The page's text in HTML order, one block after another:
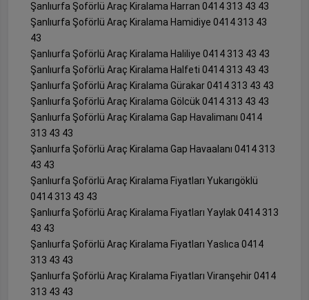
Şanlıurfa Şoförlü Araç Kiralama Harran 0414 313 43 43
Şanlıurfa Şoförlü Araç Kiralama Hamidiye 0414 313 43
43
Şanlıurfa Şoförlü Araç Kiralama Haliliye 0414 313 43 43
Şanlıurfa Şoförlü Araç Kiralama Halfeti 0414 313 43 43
Şanlıurfa Şoförlü Araç Kiralama Gürakar 0414 313 43 43
Şanlıurfa Şoförlü Araç Kiralama Gölcük 0414 313 43 43
Şanlıurfa Şoförlü Araç Kiralama Gap Havalimanı 0414
313 43 43
Şanlıurfa Şoförlü Araç Kiralama Gap Havaalanı 0414 313
43 43
Şanlıurfa Şoförlü Araç Kiralama Fiyatları Yukarıgöklü
0414 313 43 43
Şanlıurfa Şoförlü Araç Kiralama Fiyatları Yaylak 0414 313
43 43
Şanlıurfa Şoförlü Araç Kiralama Fiyatları Yaslıca 0414
313 43 43
Şanlıurfa Şoförlü Araç Kiralama Fiyatları Viranşehir 0414
313 43 43